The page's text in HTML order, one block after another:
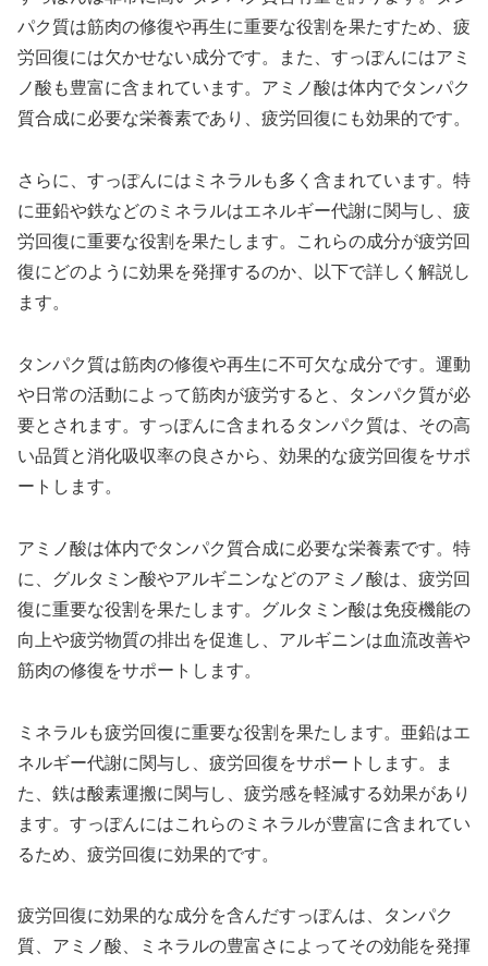
パク質は筋肉の修復や再生に重要な役割を果たすため、疲
労回復には欠かせない成分です。また、すっぽんにはアミ
ノ酸も豊富に含まれています。アミノ酸は体内でタンパク
質合成に必要な栄養素であり、疲労回復にも効果的です。
さらに、すっぽんにはミネラルも多く含まれています。特
に亜鉛や鉄などのミネラルはエネルギー代謝に関与し、疲
労回復に重要な役割を果たします。これらの成分が疲労回
復にどのように効果を発揮するのか、以下で詳しく解説し
ます。
タンパク質は筋肉の修復や再生に不可欠な成分です。運動
や日常の活動によって筋肉が疲労すると、タンパク質が必
要とされます。すっぽんに含まれるタンパク質は、その高
い品質と消化吸収率の良さから、効果的な疲労回復をサポ
ートします。
アミノ酸は体内でタンパク質合成に必要な栄養素です。特
に、グルタミン酸やアルギニンなどのアミノ酸は、疲労回
復に重要な役割を果たします。グルタミン酸は免疫機能の
向上や疲労物質の排出を促進し、アルギニンは血流改善や
筋肉の修復をサポートします。
ミネラルも疲労回復に重要な役割を果たします。亜鉛はエ
ネルギー代謝に関与し、疲労回復をサポートします。ま
た、鉄は酸素運搬に関与し、疲労感を軽減する効果があり
ます。すっぽんにはこれらのミネラルが豊富に含まれてい
るため、疲労回復に効果的です。
疲労回復に効果的な成分を含んだすっぽんは、タンパク
質、アミノ酸、ミネラルの豊富さによってその効能を発揮